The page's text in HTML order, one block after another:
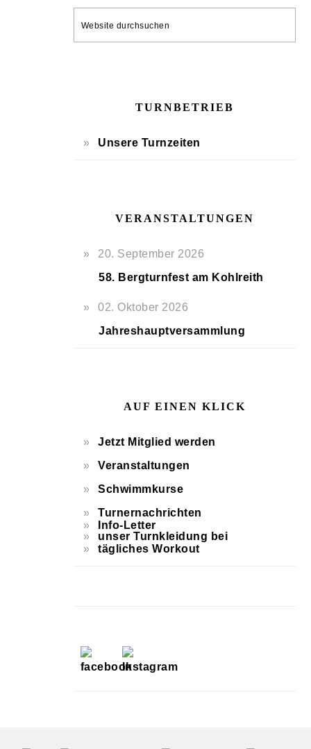
SEITENSPALTE
Website
durchsuchen
TURNBETRIEB
Unsere Turnzeiten
VERANSTALTUNGEN
20. September 2026
58. Bergturnfest am Kohlreith
02. Oktober 2026
Jahreshauptversammlung
AUF EINEN KLICK
Jetzt Mitglied werden
Veranstaltungen
Schwimmkurse
Turnernachrichten
unser Turnkleidung bei
Info-Letter
tägliches Workout